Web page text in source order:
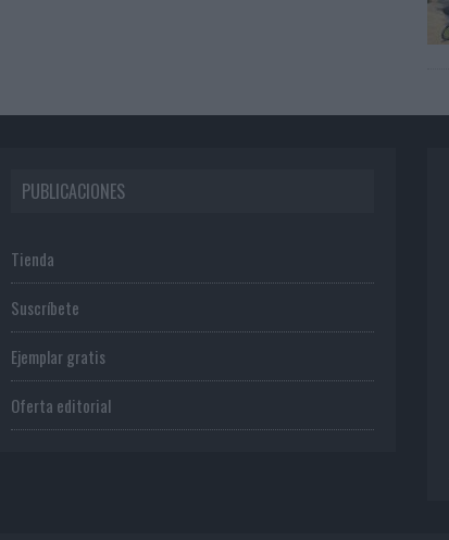
PUBLICACIONES
Tienda
Suscríbete
Ejemplar gratis
Oferta editorial